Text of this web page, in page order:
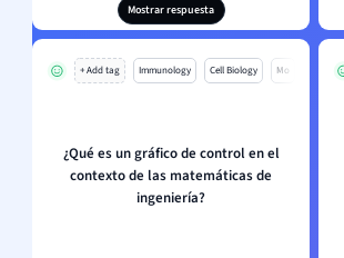
Mostrar respuesta
+ Add tag Immunology Cell Biology Mo
¿Qué es un gráfico de control en el
contexto de las matemáticas de
ingeniería?